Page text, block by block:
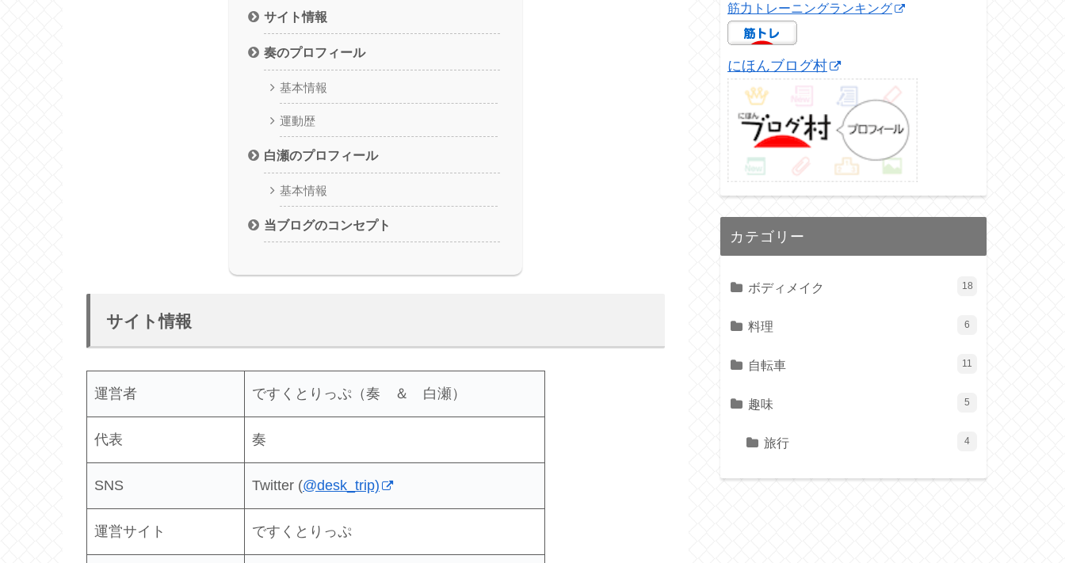
サイト情報
奏のプロフィール
基本情報
運動歴
白瀬のプロフィール
基本情報
当ブログのコンセプト
サイト情報
運営者 ですくとりっぷ（奏 ＆ 白瀬）
代表 奏
SNS Twitter (@desk_trip)
運営サイト ですくとりっぷ
筋力トレーニングランキング
にほんブログ村
カテゴリー
ボディメイク 18
料理 6
自転車 11
趣味 5
旅行 4